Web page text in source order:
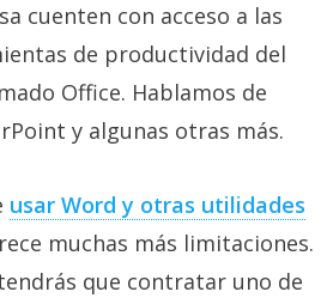
cuenten con acceso a las
de productividad del
Office. Hablamos de
y algunas otras más.
usar Word y otras utilidades
muchas más limitaciones.
que contratar uno de